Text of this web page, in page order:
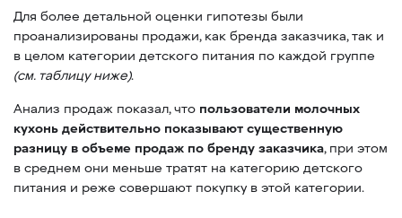
Для более детальной оценки гипотезы были
проанализированы продажи, как бренда заказчика, так и
в целом категории детского питания по каждой группе
(см. таблицу ниже).
Анализ продаж показал, что пользователи молочных
кухонь действительно показывают существенную
разницу в объеме продаж по бренду заказчика, при этом
в среднем они меньше тратят на категорию детского
питания и реже совершают покупку в этой категории.